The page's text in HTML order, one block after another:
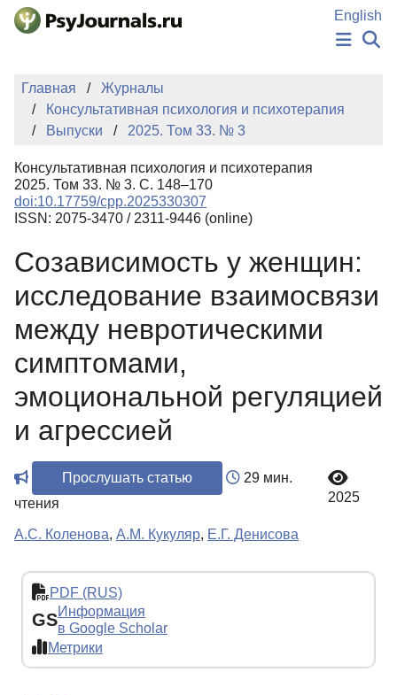
Перейти к основному содержанию
English
НОВОСТИ
АВТОРЫ
КЛЮЧЕВЫЕ СЛОВА
Регистрация
Главная
Журналы
Консультативная психология и психотерапия
Выпуски
2025. Том 33. № 3
Консультативная психология и психотерапия
2025. Том 33. № 3. С. 148–170
doi:10.17759/cpp.2025330307
ISSN: 2075-3470 / 2311-9446 (online)
Созависимость у женщин:
исследование взаимосвязи
между невротическими
симптомами,
эмоциональной регуляцией
и агрессией
Прослушать статью
29 мин.
чтения
2025
А.С. Коленова, А.М. Кукуляр, Е.Г. Денисова
PDF (RUS)
GSИнформация
в Google Scholar
Метрики